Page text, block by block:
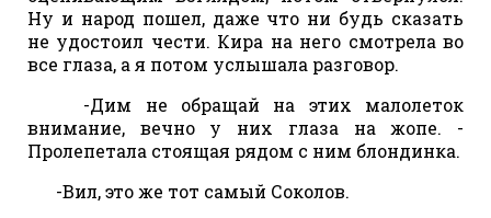
Ну и народ пошел, даже что ни будь сказать
не удостоил чести. Кира на него смотрела во
все глаза, а я потом услышала разговор.
-Дим не обращай на этих малолеток
внимание, вечно у них глаза на жопе. -
Пролепетала стоящая рядом с ним блондинка.
-Вил, это же тот самый Соколов.